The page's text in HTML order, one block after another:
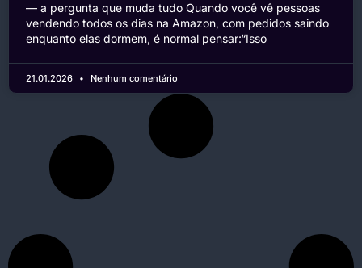
— a pergunta que muda tudo Quando você vê pessoas
vendendo todos os dias na Amazon, com pedidos saindo
enquanto elas dormem, é normal pensar:“Isso
21.01.2026 Nenhum comentário